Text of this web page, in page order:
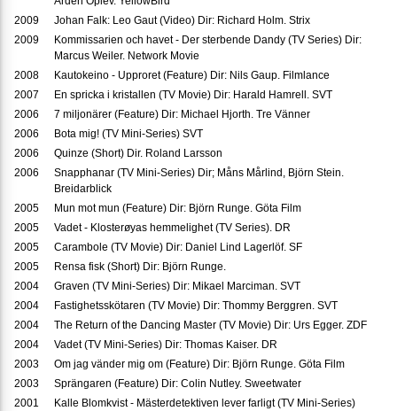
2009
Johan Falk: Leo Gaut (Video) Dir: Richard Holm. Strix
2009
Kommissarien och havet - Der sterbende Dandy (TV Series) Dir:
Marcus Weiler. Network Movie
2008
Kautokeino - Upproret (Feature) Dir: Nils Gaup. Filmlance
2007
En spricka i kristallen (TV Movie) Dir: Harald Hamrell. SVT
2006
7 miljonärer (Feature) Dir: Michael Hjorth. Tre Vänner
2006
Bota mig! (TV Mini-Series) SVT
2006
Quinze (Short) Dir. Roland Larsson
2006
Snapphanar (TV Mini-Series) Dir; Måns Mårlind, Björn Stein.
Breidarblick
2005
Mun mot mun (Feature) Dir: Björn Runge. Göta Film
2005
Vadet - Klosterøyas hemmelighet (TV Series). DR
2005
Carambole (TV Movie) Dir: Daniel Lind Lagerlöf. SF
2005
Rensa fisk (Short) Dir: Björn Runge.
2004
Graven (TV Mini-Series) Dir: Mikael Marciman. SVT
2004
Fastighetsskötaren (TV Movie) Dir: Thommy Berggren. SVT
2004
The Return of the Dancing Master (TV Movie) Dir: Urs Egger. ZDF
2004
Vadet (TV Mini-Series) Dir: Thomas Kaiser. DR
2003
Om jag vänder mig om (Feature) Dir: Björn Runge. Göta Film
2003
Sprängaren (Feature) Dir: Colin Nutley. Sweetwater
2001
Kalle Blomkvist - Mästerdetektiven lever farligt (TV Mini-Series)